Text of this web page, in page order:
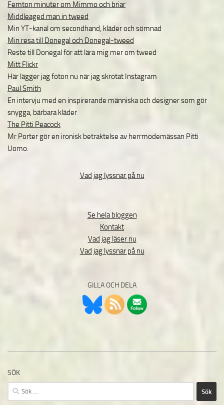
Femton minuter om Mimmo och briar
Middleaged man in tweed
Min YT-kanal om secondhand, kläder och sömnad
Min resa till Donegal och Donegal-tweed
Reste till Donegal för att lära mig mer om tweed
Mitt Flickr
Här lägger jag foton nu när jag skrotat Instagram
Paul Smith
En intervju med en inspirerande människa och designer som gör
snygga, bärbara kläder
The Pitti Peacock
Mr Porter gör en ironisk betraktelse av herrmodemässan Pitti
Uomo.
Vad jag lyssnar på nu
Se hela bloggen
Kontakt
Vad jag läser nu
Vad jag lyssnar på nu
GILLA OCH DELA
SÖK
Sök
efter: